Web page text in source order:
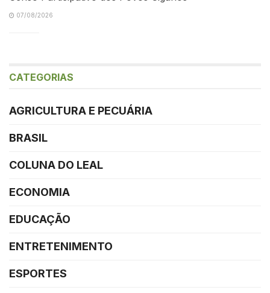
07/08/2026
CATEGORIAS
AGRICULTURA E PECUÁRIA
BRASIL
COLUNA DO LEAL
ECONOMIA
EDUCAÇÃO
ENTRETENIMENTO
ESPORTES